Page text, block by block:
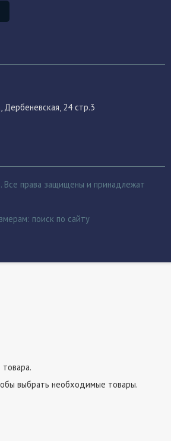
Дербеневская, 24 стр.3
права защищены и принадлежат
поиск по сайту
выбрать необходимые товары.